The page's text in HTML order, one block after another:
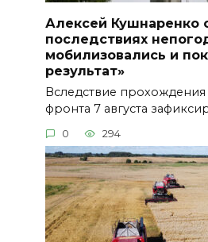
Алексей Кушнаренко
последствиях
мобилизовались и
результат»
Вследствие прохождения
фронта 7 августа
0 294